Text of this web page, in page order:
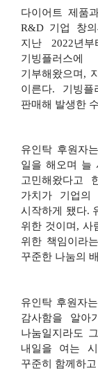
다이어트 제품
R&D 기업 창
지난 2022년
기빙플러스
기부해왔으며 ,
이른다. 기빙
판매해 발생한
유인탁 후원자
일을 해오며 늘
고민해왔다고
가치가 기업의
시작하게 됐다.
위한 것이며 , 사
위한 책임이라
꾸준한 나눔의
유인탁 후원자는
감사함을 알아
나눔일지라도
내일을 여는
꾸준히 함께하